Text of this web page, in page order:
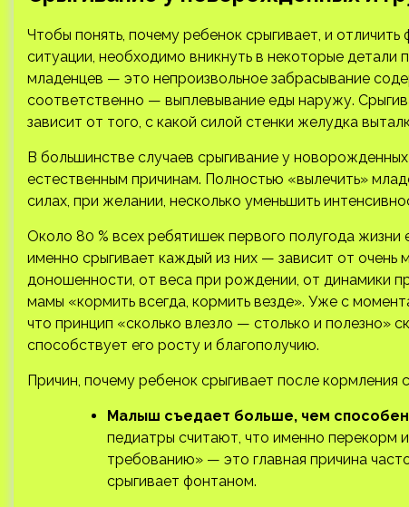
Чтобы понять, почему ребенок срыгивает, и
ситуации, необходимо вникнуть в некоторые детали
младенцев — это непроизвольное забрасывание
соответственно — выплевывание еды наружу.
зависит от того, с какой силой стенки желудка
В большинстве случаев срыгивание у
естественным причинам. Полностью «вылечить»
силах, при желании, несколько уменьшить
Около 80 % всех ребятишек первого полугода
именно срыгивает каждый из них — зависит от очень
доношенности, от веса при рождении, от динамики
мамы «кормить всегда, кормить везде». Уже с
что принцип «сколько влезло — столько и полезно»
способствует его росту и благополучию.
Причин, почему ребенок срыгивает после
Малыш съедает больше, чем
педиатры считают, что именно перекорм
требованию» — это главная причина
срыгивает фонтаном.